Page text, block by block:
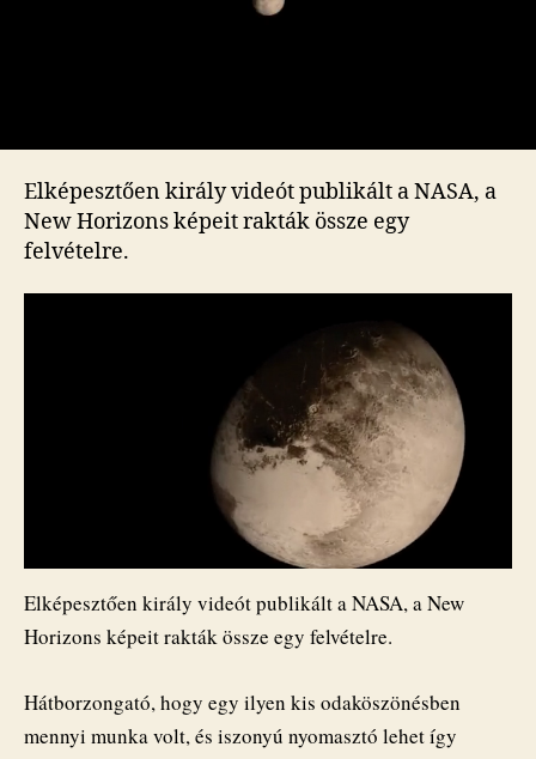
Elképesztően király videót publikált a NASA, a
New Horizons képeit rakták össze egy
felvételre.
Elképesztően király videót publikált a NASA, a New
Horizons képeit rakták össze egy felvételre.
Hátborzongató, hogy egy ilyen kis odaköszönésben
mennyi munka volt, és iszonyú nyomasztó lehet így